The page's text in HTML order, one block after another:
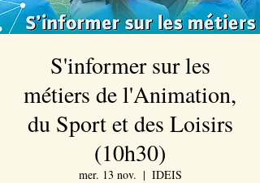
S'informer sur les
métiers de l'Animation,
du Sport et des Loisirs
(10h30)
mer. 13 nov.
  |
IDEIS